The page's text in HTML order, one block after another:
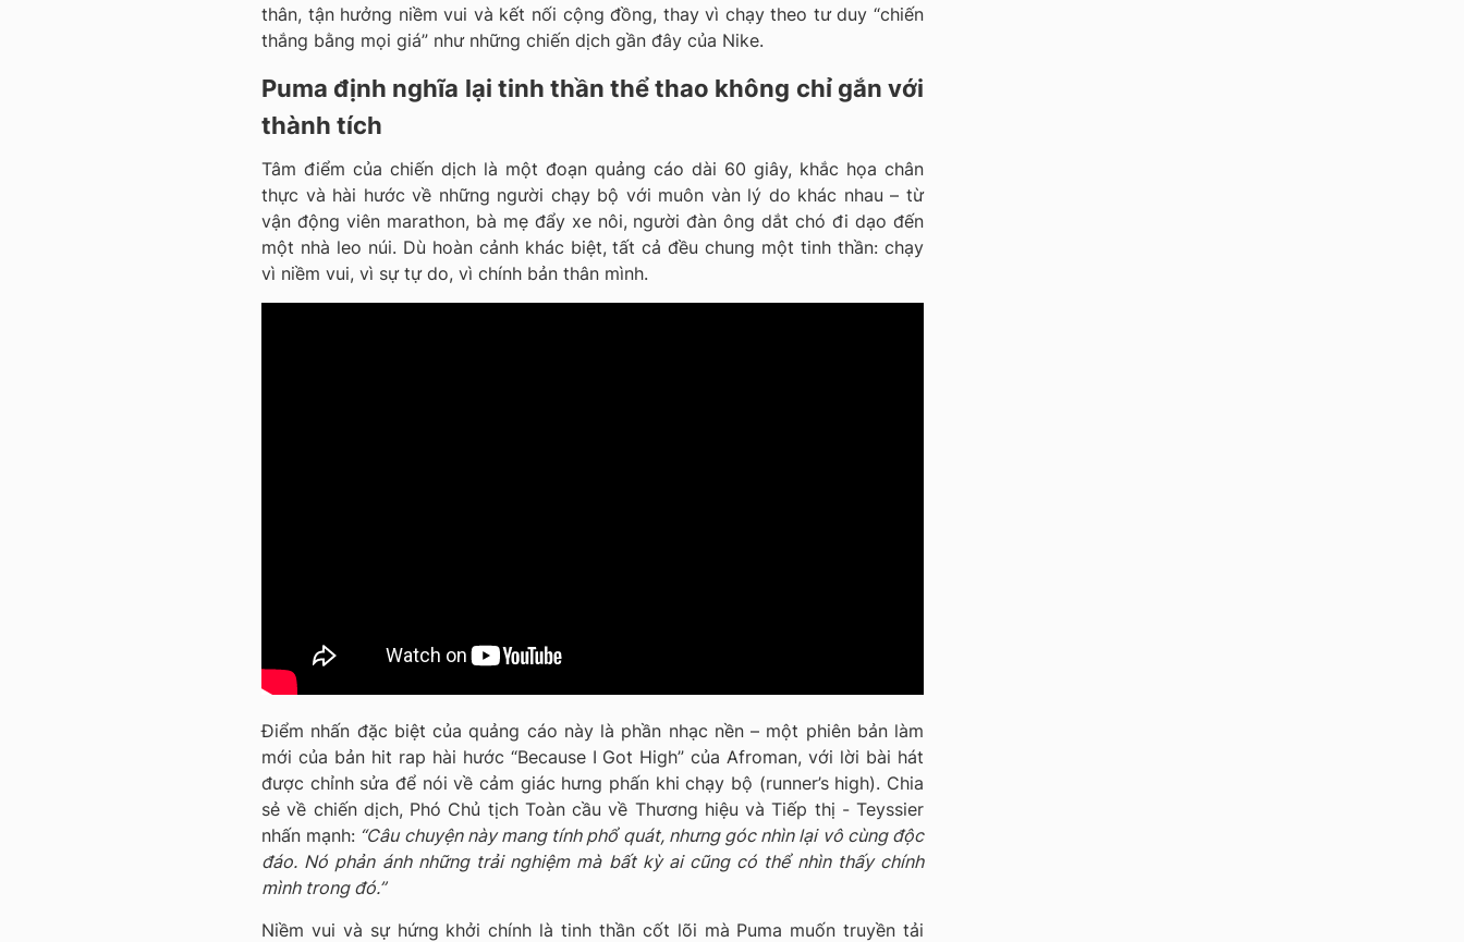
thân, tận hưởng niềm vui và kết nối cộng đồng, thay vì chạy theo tư duy “chiến
thắng bằng mọi giá” như những chiến dịch gần đây của Nike.
Puma định nghĩa lại tinh thần thể thao không chỉ gắn với
thành tích
Tâm điểm của chiến dịch là một đoạn quảng cáo dài 60 giây, khắc họa chân
thực và hài hước về những người chạy bộ với muôn vàn lý do khác nhau – từ
vận động viên marathon, bà mẹ đẩy xe nôi, người đàn ông dắt chó đi dạo đến
một nhà leo núi. Dù hoàn cảnh khác biệt, tất cả đều chung một tinh thần: chạy
vì niềm vui, vì sự tự do, vì chính bản thân mình.
Điểm nhấn đặc biệt của quảng cáo này là phần nhạc nền – một phiên bản làm
mới của bản hit rap hài hước “Because I Got High” của Afroman, với lời bài hát
được chỉnh sửa để nói về cảm giác hưng phấn khi chạy bộ (runner’s high). Chia
sẻ về chiến dịch, Phó Chủ tịch Toàn cầu về Thương hiệu và Tiếp thị - Teyssier
nhấn mạnh: “Câu chuyện này mang tính phổ quát, nhưng góc nhìn lại vô cùng độc
đáo. Nó phản ánh những trải nghiệm mà bất kỳ ai cũng có thể nhìn thấy chính
mình trong đó.”
Niềm vui và sự hứng khởi chính là tinh thần cốt lõi mà Puma muốn truyền tải